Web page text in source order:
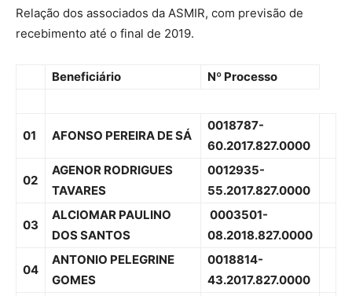
Relação dos associados da ASMIR, com previsão de
recebimento até o final de 2019.
Beneficiário Nº Processo
01 AFONSO PEREIRA DE SÁ
0018787-
60.2017.827.0000
02
AGENOR RODRIGUES
TAVARES
0012935-
55.2017.827.0000
03
ALCIOMAR PAULINO
DOS SANTOS
0003501-
08.2018.827.0000
04
ANTONIO PELEGRINE
GOMES
0018814-
43.2017.827.0000